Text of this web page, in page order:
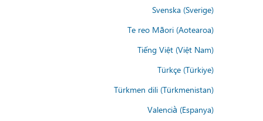
Svenska (Sverige)
Te reo Māori (Aotearoa)
Tiếng Việt (Việt Nam)
Türkçe (Türkiye)
Türkmen dili (Türkmenistan)
Valencià (Espanya)